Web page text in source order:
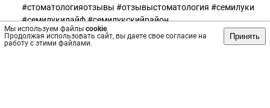
Мы используем файлы cookie.
Продолжая использовать сайт, вы даете свое согласие на
работу с этими файлами.
Принять
#стоматологияотзывы #отзывыстоматология #семилуки
#семилукилайф #семилукскийрайон
#семилукистоматология #яндексотзывы
#стоматологияворонеж